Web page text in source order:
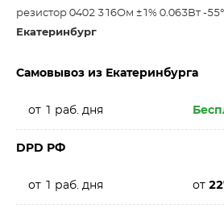
резистор 0402 316Ом ±1% 0.063Вт -
Екатеринбург
Самовывоз из Екатеринбурга
от 1 раб. дня
DPD РФ
от 1 раб. дня от